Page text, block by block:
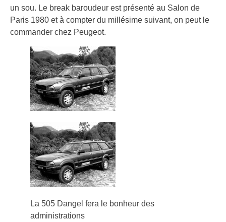
un sou. Le break baroudeur est présenté au Salon de
Paris 1980 et à compter du millésime suivant, on peut le
commander chez Peugeot.
La 505 Dangel fera le bonheur des
administrations